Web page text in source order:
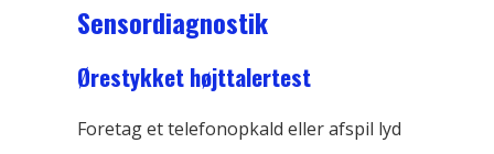
Sensordiagnostik
Ørestykket højttalertest
Foretag et telefonopkald eller afspil lyd